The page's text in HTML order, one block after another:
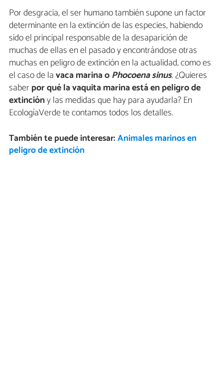
Por desgracia, el ser humano también supone un factor
determinante en la extinción de las especies, habiendo
sido el principal responsable de la desaparición de
muchas de ellas en el pasado y encontrándose otras
muchas en peligro de extinción en la actualidad, como es
el caso de lavaca marina oPhocoena sinus. ¿Quieres
saberpor qué la vaquita marina está en peligro de
extincióny las medidas que hay para ayudarla? En
EcologíaVerde te contamos todos los detalles.
También te puede interesar:Animales marinos en
peligro de extinción